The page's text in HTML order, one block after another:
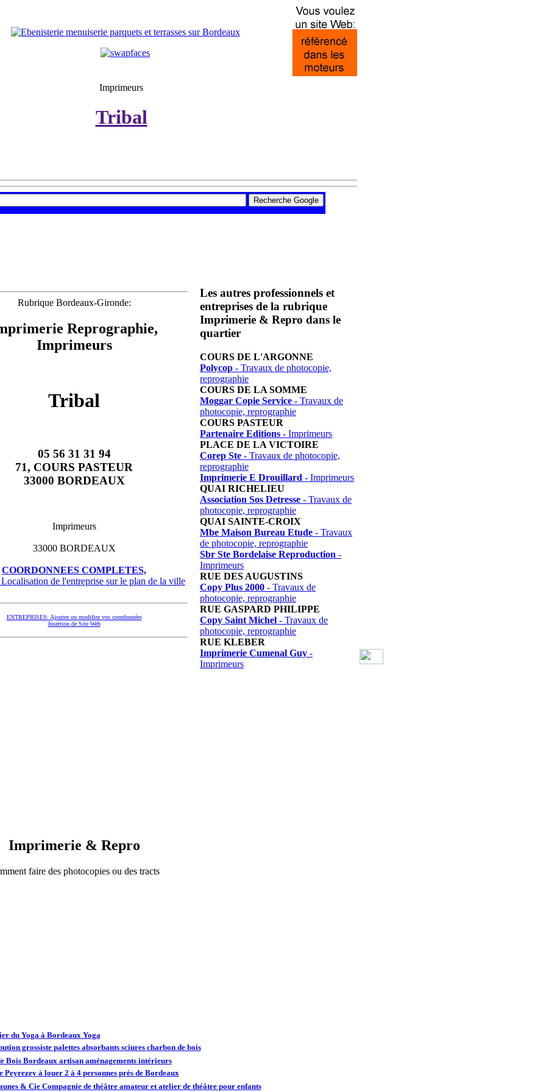
Imprimeurs
Tribal
Rubrique Bordeaux-Gironde:
Reprographie,
Imprimeurs
Tribal
05 56 31 31 94
71, COURS PASTEUR
33000 BORDEAUX
Imprimeurs
33000 BORDEAUX
COORDONNEES COMPLETES,
de l'entreprise sur le plan de la ville
ENTREPRISES: Ajoutez ou modifiez vos coordonnées
Insertion de Site Web
Imprimerie & Repro
faire des photocopies ou des tracts
Les autres professionnels et
entreprises de la rubrique
Imprimerie & Repro dans le
quartier
COURS DE L'ARGONNE
Polycop - Travaux de photocopie,
reprographie
COURS DE LA SOMME
Moggar Copie Service - Travaux de
photocopie, reprographie
COURS PASTEUR
Partenaire Editions - Imprimeurs
PLACE DE LA VICTOIRE
Corep Ste - Travaux de photocopie,
reprographie
Imprimerie E Drouillard - Imprimeurs
QUAI RICHELIEU
Association Sos Detresse - Travaux de
photocopie, reprographie
QUAI SAINTE-CROIX
Mbe Maison Bureau Etude - Travaux
de photocopie, reprographie
Sbr Ste Bordelaise Reproduction -
Imprimeurs
RUE DES AUGUSTINS
Copy Plus 2000 - Travaux de
photocopie, reprographie
RUE GASPARD PHILIPPE
Copy Saint Michel - Travaux de
photocopie, reprographie
RUE KLEBER
Imprimerie Cumenal Guy -
Imprimeurs
du Yoga à Bordeaux Yoga
grossiste palettes absorbants sciures charbon de bois
Bois Bordeaux artisan aménagements intérieurs
Peyrezey à louer 2 à 4 personnes près de Bordeaux
& Cie Compagnie de théâtre amateur et atelier de théâtre pour enfants